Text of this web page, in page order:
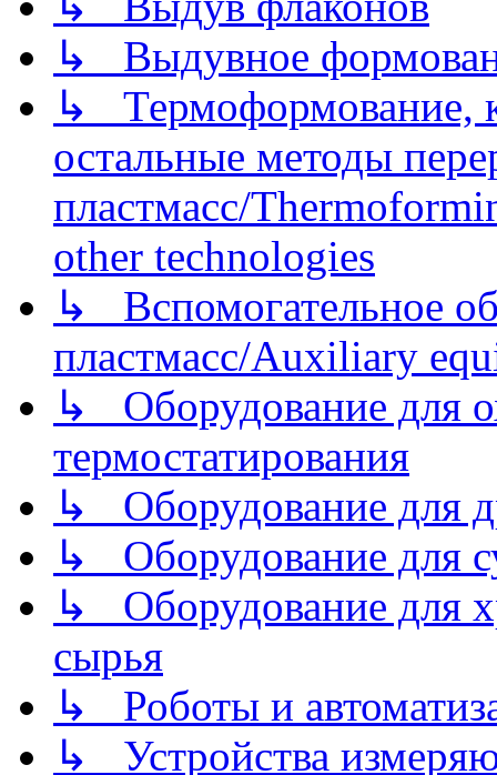
↳ Выдувное
↳ Термоформование,
остальные методы
пластмасс/
other technologies
↳ Вспомогательное
пластмасс/Auxiliary
↳ Оборудование для
термостатирования
↳ Оборудование для
↳ Оборудование для
↳ Оборудование для
сырья
↳ Роботы и
↳ Устройства